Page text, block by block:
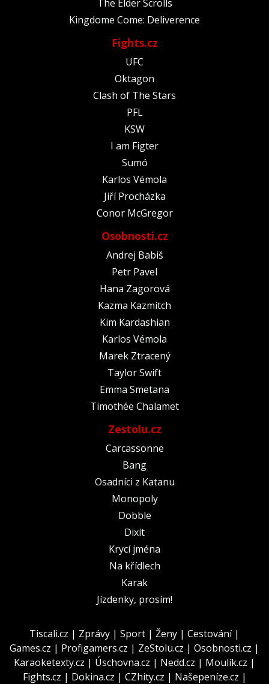
The Elder Scrolls
Kingdome Come: Deliverence
Fights.cz
UFC
Oktagon
Clash of The Stars
PFL
KSW
I am Figter
Sumó
Karlos Vémola
Jiří Procházka
Conor McGregor
Osobnosti.cz
Andrej Babiš
Petr Pavel
Hana Zagorová
Kazma Kazmitch
Kim Kardashian
Karlos Vémola
Marek Ztracený
Taylor Swift
Emma Smetana
Timothée Chalamet
Zestolu.cz
Carcassonne
Bang
Osadníci z Katanu
Monopoly
Dobble
Dixit
Krycí jména
Na křídlech
Karak
Jízdenky, prosím!
Tiscali.cz | Zprávy | Sport | Ženy | Cestování|
Games.cz | Profigamers.cz | ZeStolu.cz | Osobnosti.cz |
Karaoketexty.cz | Úschovna.cz | Nedd.cz | Moulík.cz |
Fights.cz | Dokina.cz | CZhity.cz | Našepeníze.cz |